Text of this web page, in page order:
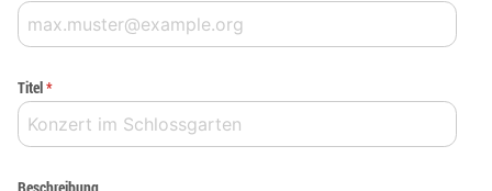
Titel*
Beschreibung